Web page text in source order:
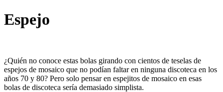
Espejo
¿Quién no conoce estas bolas girando con cientos de teselas de
espejos de mosaico que no podían faltar en ninguna discoteca en los
años 70 y 80? Pero solo pensar en espejitos de mosaico en esas
bolas de discoteca sería demasiado simplista.